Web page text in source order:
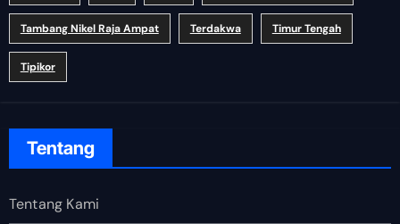
Tambang Nikel Raja Ampat Terdakwa Timur Tengah
Tipikor
Tentang
Tentang Kami